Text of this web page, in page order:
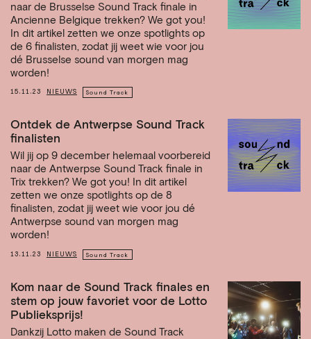
naar de Brusselse Sound Track finale in
Ancienne Belgique trekken? We got you!
In dit artikel zetten we onze spotlights op
de 6 finalisten, zodat jij weet wie voor jou
dé Brusselse sound van morgen mag
worden!
15.11.23 NIEUWS Sound Track
Ontdek de Antwerpse Sound Track
finalisten
Wil jij op 9 december helemaal voorbereid
naar de Antwerpse Sound Track finale in
Trix trekken? We got you! In dit artikel
zetten we onze spotlights op de 8
finalisten, zodat jij weet wie voor jou dé
Antwerpse sound van morgen mag
worden!
13.11.23 NIEUWS Sound Track
Kom naar de Sound Track finales en
stem op jouw favoriet voor de Lotto
Publieksprijs!
Dankzij Lotto maken de Sound Track